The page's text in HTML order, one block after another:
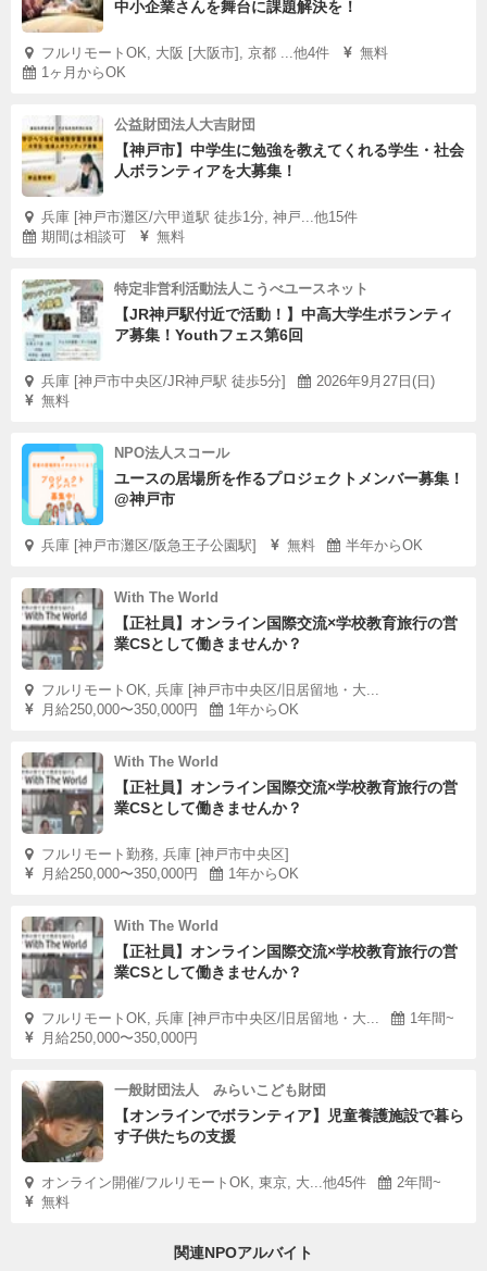
中小企業さんを舞台に課題解決を！
フルリモートOK, 大阪 [大阪市], 京都 ...他4件
無料
1ヶ月からOK
公益財団法人大吉財団
【神戸市】中学生に勉強を教えてくれる学生・社会
人ボランティアを大募集！
兵庫 [神戸市灘区/六甲道駅 徒歩1分, 神戸...他15件
期間は相談可
無料
特定非営利活動法人こうべユースネット
【JR神戸駅付近で活動！】中高大学生ボランティ
ア募集！Youthフェス第6回
兵庫 [神戸市中央区/JR神戸駅 徒歩5分]
2026年9月27日(日)
無料
NPO法人スコール
ユースの居場所を作るプロジェクトメンバー募集！
@神戸市
兵庫 [神戸市灘区/阪急王子公園駅] 無料 半年からOK
With The World
【正社員】オンライン国際交流×学校教育旅行の営
業CSとして働きませんか？
フルリモートOK, 兵庫 [神戸市中央区/旧居留地・大...
月給250,000〜350,000円
1年からOK
With The World
【正社員】オンライン国際交流×学校教育旅行の営
業CSとして働きませんか？
フルリモート勤務, 兵庫 [神戸市中央区]
月給250,000〜350,000円
1年からOK
With The World
【正社員】オンライン国際交流×学校教育旅行の営
業CSとして働きませんか？
フルリモートOK, 兵庫 [神戸市中央区/旧居留地・大...
1年間~
月給250,000〜350,000円
一般財団法人 みらいこども財団
【オンラインでボランティア】児童養護施設で暮ら
す子供たちの支援
オンライン開催/フルリモートOK, 東京, 大...他45件
2年間~
無料
関連NPOアルバイト